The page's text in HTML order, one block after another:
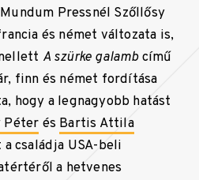
Pressnél Szőllősy
és német változata is,
A szürke galambcímű
finn és német fordítása
hogy a legnagyobb hatást
Péter és Bartis Attila
családja USA-beli
a hetvenes